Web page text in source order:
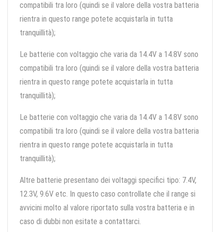
compatibili tra loro (quindi se il valore della vostra batteria
rientra in questo range potete acquistarla in tutta
tranquillità);
Le batterie con voltaggio che varia da 14.4V a 14.8V sono
compatibili tra loro (quindi se il valore della vostra batteria
rientra in questo range potete acquistarla in tutta
tranquillità);
Le batterie con voltaggio che varia da 14.4V a 14.8V sono
compatibili tra loro (quindi se il valore della vostra batteria
rientra in questo range potete acquistarla in tutta
tranquillità);
Altre batterie presentano dei voltaggi specifici tipo: 7.4V,
12.3V, 9.6V etc. In questo caso controllate che il range si
avvicini molto al valore riportato sulla vostra batteria e in
caso di dubbi non esitate a contattarci.